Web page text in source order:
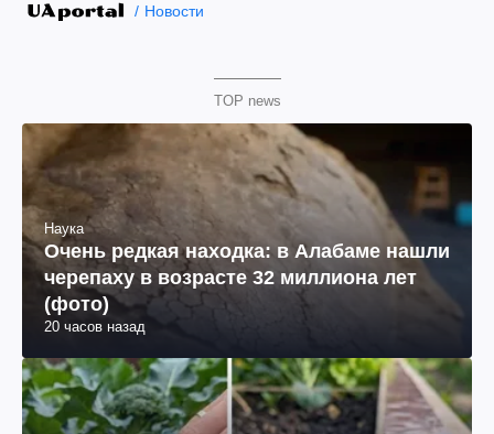
Новости
TOP news
Наука
Очень редкая находка: в Алабаме нашли
черепаху в возрасте 32 миллиона лет
(фото)
20 часов назад